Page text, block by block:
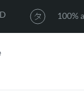
100%